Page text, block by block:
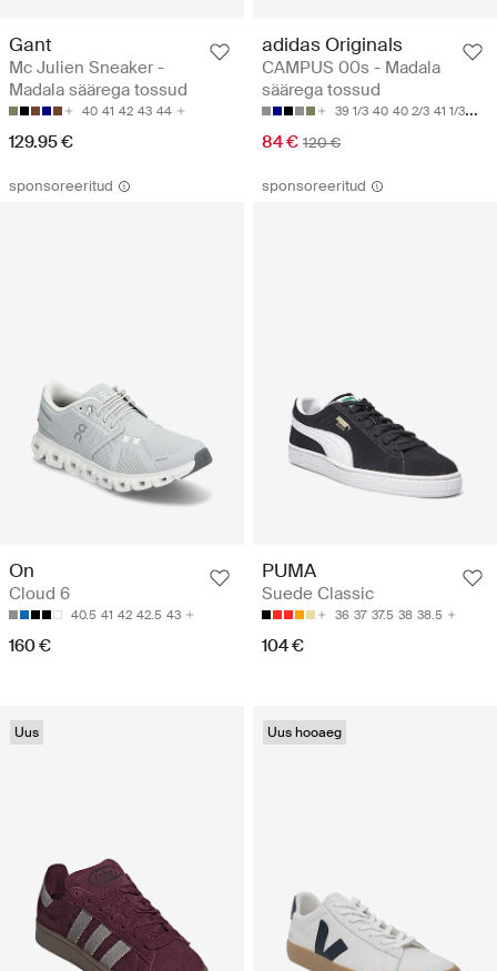
Gant
Mc Julien Sneaker -
Madala säärega tossud
40 41 42 43 44
129.95 €
adidas Originals
CAMPUS 00s - Madala
säärega tossud
39 1/3 40 40 2/3 41 1/3 42
84 € 120 €
sponsoreeritud
On
Cloud 6
40.5 41 42 42.5 43
160 €
sponsoreeritud
PUMA
Suede Classic
36 37 37.5 38 38.5
104 €
Uus Uus hooaeg